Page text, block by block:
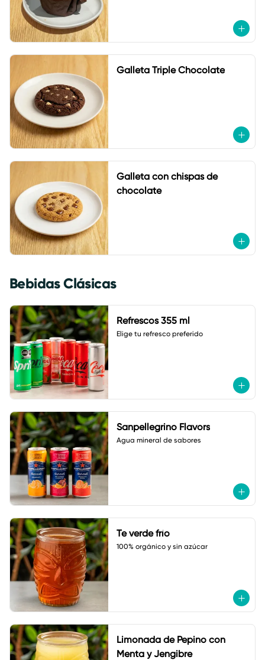
Galleta Triple Chocolate
Galleta con chispas de
chocolate
Bebidas Clásicas
Refrescos 355 ml
Elige tu refresco preferido
Sanpellegrino Flavors
Agua mineral de sabores
Te verde frío
100% orgánico y sin azúcar
Limonada de Pepino con
Menta y Jengibre